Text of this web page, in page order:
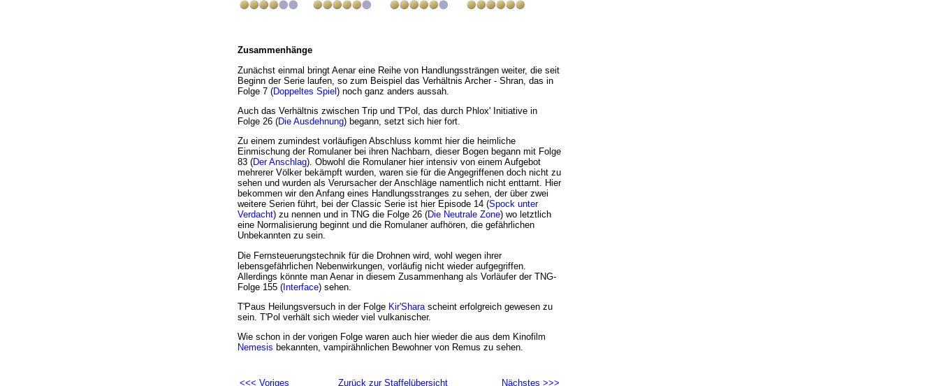
Zusammenhänge
Zunächst einmal bringt Aenar eine Reihe von Handlungssträngen weiter, die seit
Beginn der Serie laufen, so zum Beispiel das Verhältnis Archer - Shran, das in
Folge 7 (Doppeltes Spiel) noch ganz anders aussah.
Auch das Verhältnis zwischen Trip und T'Pol, das durch Phlox' Initiative in
Folge 26 (Die Ausdehnung) begann, setzt sich hier fort.
Zu einem zumindest vorläufigen Abschluss kommt hier die heimliche
Einmischung der Romulaner bei ihren Nachbarn, dieser Bogen begann mit Folge
83 (Der Anschlag). Obwohl die Romulaner hier intensiv von einem Aufgebot
mehrerer Völker bekämpft wurden, waren sie für die Angegriffenen doch nicht zu
sehen und wurden als Verursacher der Anschläge namentlich nicht enttarnt. Hier
bekommen wir den Anfang eines Handlungsstranges zu sehen, der über zwei
weitere Serien führt, bei der Classic Serie ist hier Episode 14 (Spock unter
Verdacht) zu nennen und in TNG die Folge 26 (Die Neutrale Zone) wo letztlich
eine Normalisierung beginnt und die Romulaner aufhören, die gefährlichen
Unbekannten zu sein.
Die Fernsteuerungstechnik für die Drohnen wird, wohl wegen ihrer
lebensgefährlichen Nebenwirkungen, vorläufig nicht wieder aufgegriffen.
Allerdings könnte man Aenar in diesem Zusammenhang als Vorläufer der TNG-
Folge 155 (Interface) sehen.
T'Paus Heilungsversuch in der Folge Kir'Sharascheint erfolgreich gewesen zu
sein. T'Pol verhält sich wieder viel vulkanischer.
Wie schon in der vorigen Folge waren auch hier wieder die aus dem Kinofilm
Nemesis bekannten, vampirähnlichen Bewohner von Remus zu sehen.
<<< Voriges Zurück zur Staffelübersicht Nächstes >>>